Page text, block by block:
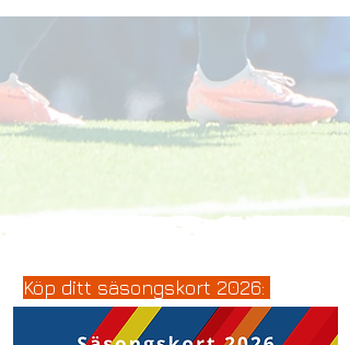
Köp ditt säsongskort 2026: